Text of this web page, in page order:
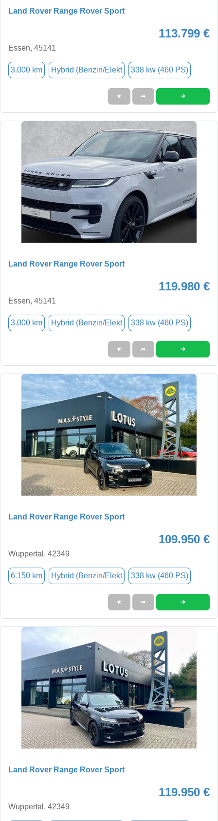
Land Rover Range Rover Sport
113.799 €
Essen, 45141
3.000 km Hybrid (Benzin/Elekt 338 kw (460 PS)
★ ➦ ➜
Land Rover Range Rover Sport
119.980 €
Essen, 45141
3.000 km Hybrid (Benzin/Elekt 338 kw (460 PS)
★ ➦ ➜
Land Rover Range Rover Sport
109.950 €
Wuppertal, 42349
6.150 km Hybrid (Benzin/Elekt 338 kw (460 PS)
★ ➦ ➜
Land Rover Range Rover Sport
119.950 €
Wuppertal, 42349